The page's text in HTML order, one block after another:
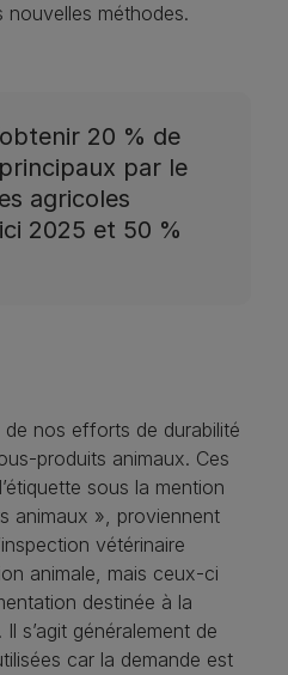
nouvelles méthodes.
20 % de
par le
agricoles
2025 et 50 %
nos efforts de durabilité
produits animaux. Ces
sous la mention
animaux », proviennent
vétérinaire
animale, mais ceux-ci
destinée à la
s’agit généralement de
car la demande est